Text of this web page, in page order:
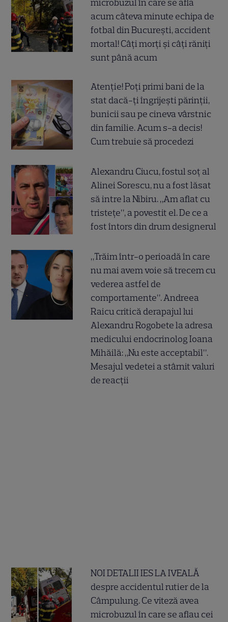
microbuzul în care se afla
acum câteva minute echipa de
fotbal din București, accident
mortal! Câți morți și câți răniți
sunt până acum
Atenție! Poți primi bani de la
stat dacă-ți îngrijești părinții,
bunicii sau pe cineva vârstnic
din familie. Acum s-a decis!
Cum trebuie să procedezi
Alexandru Ciucu, fostul soț al
Alinei Sorescu, nu a fost lăsat
să intre la Nibiru. „Am aflat cu
tristețe”, a povestit el. De ce a
fost întors din drum designerul
„Trăim într-o perioadă în care
nu mai avem voie să trecem cu
vederea astfel de
comportamente”. Andreea
Raicu critică derapajul lui
Alexandru Rogobete la adresa
medicului endocrinolog Ioana
Mihăilă: „Nu este acceptabil”.
Mesajul vedetei a stârnit valuri
de reacții
NOI DETALII IES LA IVEALĂ
despre accidentul rutier de la
Câmpulung. Ce viteză avea
microbuzul în care se aflau cei